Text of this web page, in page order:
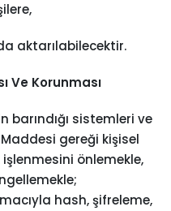
aktarılabilecektir.
Ve Korunması
barındığı sistemleri ve
Maddesi gereği kişisel
önlemekle,
hash, şifreleme,